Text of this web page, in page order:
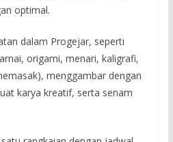
optimal.
dalam Progejar, seperti
origami, menari, kaligrafi,
menggambar dengan
karya kreatif, serta senam